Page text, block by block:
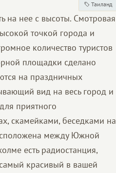
Таиланд
на нее с высоты. Смотровая
точкой города и
количество туристов
площадки сделано
на праздничных
вид на весь город и
приятного
скамейками, беседками на
между Южной
есть радиостанция,
красивый в вашей